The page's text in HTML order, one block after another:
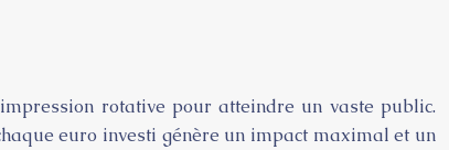
rotative pour atteindre un vaste public.
euro investi génère un impact maximal et un